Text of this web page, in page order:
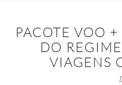
PACOTE VOO
DO
VIAGENS